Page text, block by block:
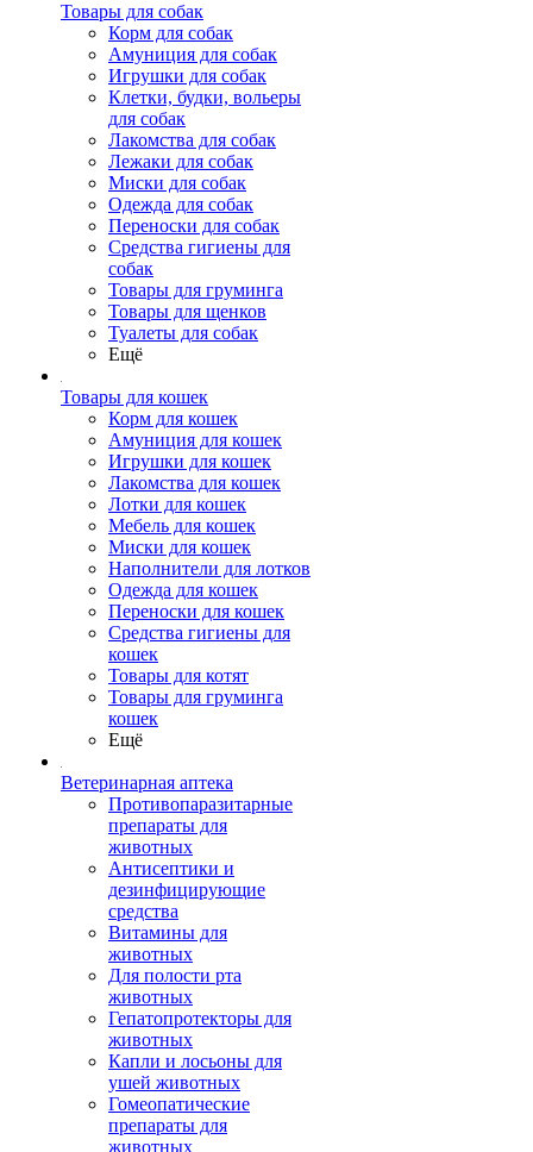
Товары для собак
Корм для собак
Амуниция для собак
Игрушки для собак
Клетки, будки, вольеры
для собак
Лакомства для собак
Лежаки для собак
Миски для собак
Одежда для собак
Переноски для собак
Средства гигиены для
собак
Товары для груминга
Товары для щенков
Туалеты для собак
Ещё
Товары для кошек
Корм для кошек
Амуниция для кошек
Игрушки для кошек
Лакомства для кошек
Лотки для кошек
Мебель для кошек
Миски для кошек
Наполнители для лотков
Одежда для кошек
Переноски для кошек
Средства гигиены для
кошек
Товары для котят
Товары для груминга
кошек
Ещё
Ветеринарная аптека
Противопаразитарные
препараты для
животных
Антисептики и
дезинфицирующие
средства
Витамины для
животных
Для полости рта
животных
Гепатопротекторы для
животных
Капли и лосьоны для
ушей животных
Гомеопатические
препараты для
животных